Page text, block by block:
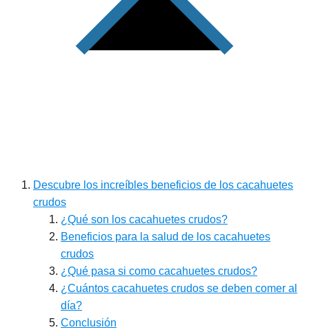
Descubre los increíbles beneficios de los cacahuetes
crudos
¿Qué son los cacahuetes crudos?
Beneficios para la salud de los cacahuetes
crudos
¿Qué pasa si como cacahuetes crudos?
¿Cuántos cacahuetes crudos se deben comer al
día?
Conclusión